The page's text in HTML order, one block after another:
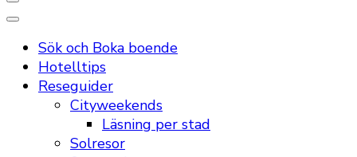
Sök och Boka boende
Hotelltips
Reseguider
Cityweekends
Läsning per stad
Solresor